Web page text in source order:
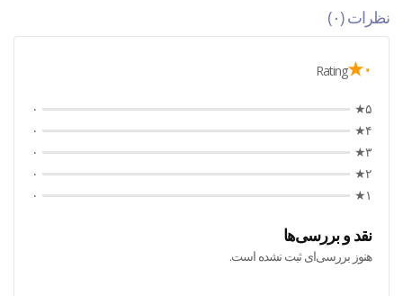
نظرات (۰)
۰★ Rating
۵★
۰
۴★
۰
۳★
۰
۲★
۰
۱★
۰
نقد و بررسی‌ها
هنوز بررسی‌ای ثبت نشده است.